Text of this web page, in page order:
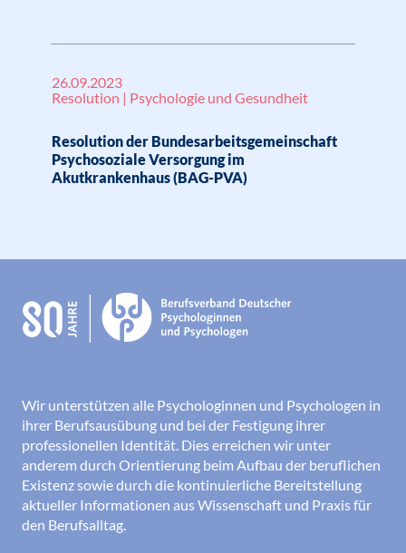
26.09.2023
Resolution | Psychologie und Gesundheit
Resolution der Bundesarbeitsgemeinschaft
Psychosoziale Versorgung im
Akutkrankenhaus (BAG-PVA)
Wir unterstützen alle Psychologinnen und Psychologen in
ihrer Berufsausübung und bei der Festigung ihrer
professionellen Identität. Dies erreichen wir unter
anderem durch Orientierung beim Aufbau der beruflichen
Existenz sowie durch die kontinuierliche Bereitstellung
aktueller Informationen aus Wissenschaft und Praxis für
den Berufsalltag.